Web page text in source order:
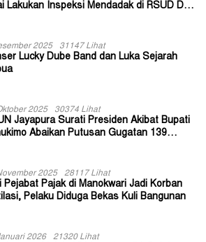
Lakukan Inspeksi Mendadak di RSUD Dok
2025 31147 Lihat
Lucky Dube Band dan Luka Sejarah
2025 30374 Lihat
Jayapura Surati Presiden Akibat Bupati
Abaikan Putusan Gugatan 139
2025 28117 Lihat
Pejabat Pajak di Manokwari Jadi Korban
Pelaku Diduga Bekas Kuli Bangunan
2026 21320 Lihat